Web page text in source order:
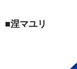
■涅マユリ